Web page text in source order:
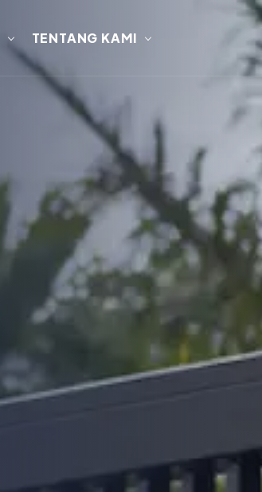
TENTANG KAMI